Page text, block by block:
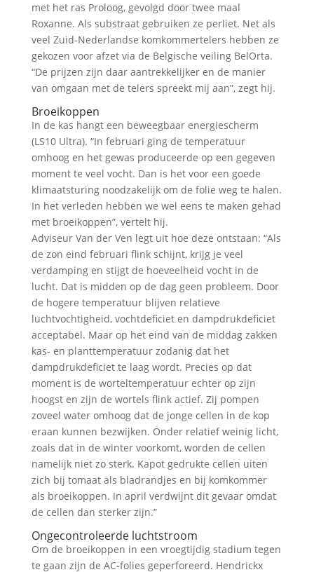
met het ras Proloog, gevolgd door twee maal
Roxanne. Als substraat gebruiken ze perliet. Net als
veel Zuid-Nederlandse komkommertelers hebben ze
gekozen voor afzet via de Belgische veiling BelOrta.
“De prijzen zijn daar aantrekkelijker en de manier
van omgaan met de telers spreekt mij aan”, zegt hij.
Broeikoppen
In de kas hangt een beweegbaar energiescherm
(LS10 Ultra). “In februari ging de temperatuur
omhoog en het gewas produceerde op een gegeven
moment te veel vocht. Dan is het voor een goede
klimaatsturing noodzakelijk om de folie weg te halen.
In het verleden hebben we wel eens te maken gehad
met broeikoppen”, vertelt hij.
Adviseur Van der Ven legt uit hoe deze ontstaan: “Als
de zon eind februari flink schijnt, krijg je veel
verdamping en stijgt de hoeveelheid vocht in de
lucht. Dat is midden op de dag geen probleem. Door
de hogere temperatuur blijven relatieve
luchtvochtigheid, vochtdeficiet en dampdrukdeficiet
acceptabel. Maar op het eind van de middag zakken
kas- en planttemperatuur zodanig dat het
dampdrukdeficiet te laag wordt. Precies op dat
moment is de worteltemperatuur echter op zijn
hoogst en zijn de wortels flink actief. Zij pompen
zoveel water omhoog dat de jonge cellen in de kop
eraan kunnen bezwijken. Onder relatief weinig licht,
zoals dat in de winter voorkomt, worden de cellen
namelijk niet zo sterk. Kapot gedrukte cellen uiten
zich bij tomaat als bladrandjes en bij komkommer
als broeikoppen. In april verdwijnt dit gevaar omdat
de cellen dan sterker zijn.”
Ongecontroleerde luchtstroom
Om de broeikoppen in een vroegtijdig stadium tegen
te gaan zijn de AC-folies geperforeerd. Hendrickx